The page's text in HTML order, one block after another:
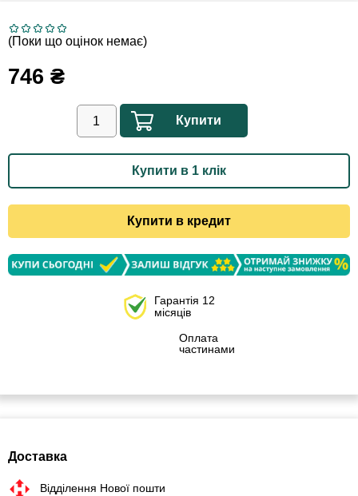
(Поки що оцінок немає)
746 ₴
Купити
Купити в 1 клік
Купити в кредит
Гарантія 12
місяців
Оплата
частинами
Доставка
Відділення Нової пошти